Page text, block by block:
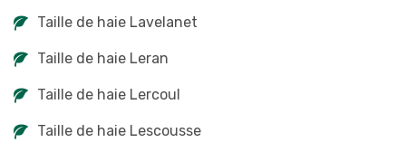
Taille de haie Lavelanet
Taille de haie Leran
Taille de haie Lercoul
Taille de haie Lescousse